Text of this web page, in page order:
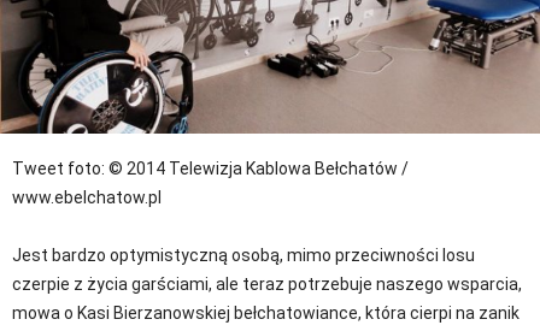
Tweet foto: © 2014 Telewizja Kablowa Bełchatów /
www.ebelchatow.pl
Jest bardzo optymistyczną osobą, mimo przeciwności losu
czerpie z życia garściami, ale teraz potrzebuje naszego wsparcia,
mowa o Kasi Bierzanowskiej bełchatowiance, która cierpi na zanik